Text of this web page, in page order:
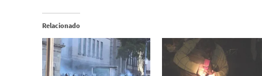
Relacionado